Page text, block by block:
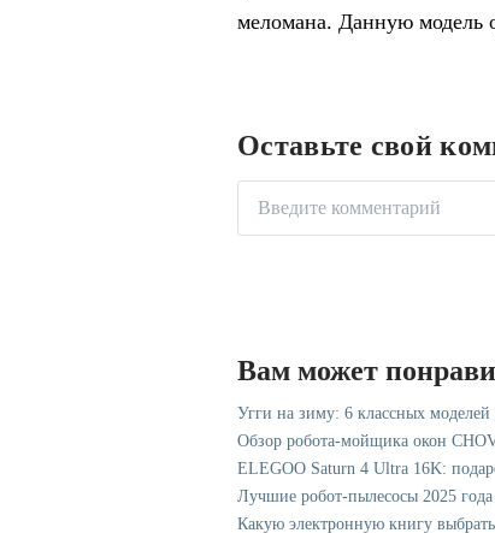
меломана. Данную модель
Оставьте свой
Вам может
Угги на зиму: 6 классных моделей
Обзор робота-мойщика окон
ELEGOO Saturn 4 Ultra 16K:
Лучшие робот-пылесосы 2025
Какую электронную книгу